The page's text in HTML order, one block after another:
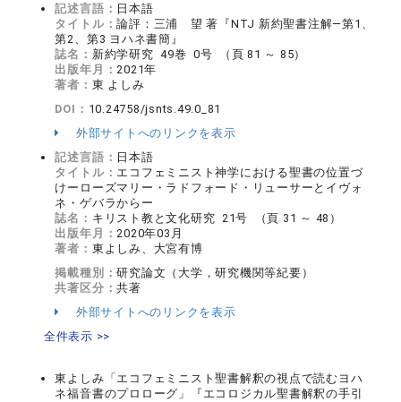
記述言語： 日本語
タイトル：論評：三浦 望 著『NTJ 新約聖書注解―第1、
第2、第3 ヨハネ書簡』
誌名： 新約学研究 49巻 0号 （頁 81 ～ 85）
出版年月： 2021年
著者： 東 よしみ
DOI： 10.24758/jsnts.49.0_81
外部サイトへのリンクを表示
記述言語： 日本語
タイトル： エコフェミニスト神学における聖書の位置づ
けーローズマリー・ラドフォード・リューサーとイヴォ
ネ・ゲバラからー
誌名： キリスト教と文化研究 21号 （頁 31 ～ 48）
出版年月： 2020年03月
著者： 東よしみ、大宮有博
掲載種別：研究論文（大学，研究機関等紀要）
共著区分：共著
外部サイトへのリンクを表示
全件表示 >>
東よしみ「エコフェミニスト聖書解釈の視点で読むヨハ
ネ福音書のプロローグ」『エコロジカル聖書解釈の手引